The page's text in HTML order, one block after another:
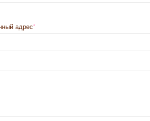
адрес